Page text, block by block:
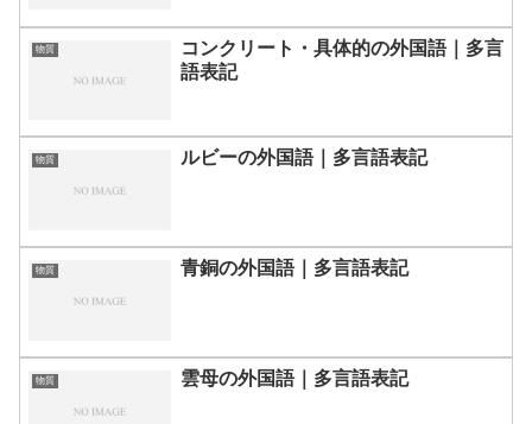
物質
コンクリート・具体的の外国語｜多言
語表記
物質 ルビーの外国語｜多言語表記
物質 青銅の外国語｜多言語表記
物質 雲母の外国語｜多言語表記